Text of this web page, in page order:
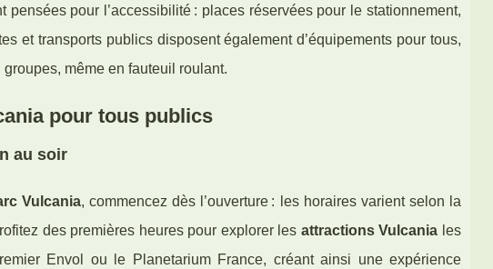
pour l’accessibilité : places réservées pour le stationnement,
et transports publics disposent également d’équipements pour tous,
même en fauteuil roulant.
pour tous publics
au soir
Vulcania, commencez dès l’ouverture : les horaires varient selon la
des premières heures pour explorer les attractions Vulcania les
Envol ou le Planetarium France, créant ainsi une expérience